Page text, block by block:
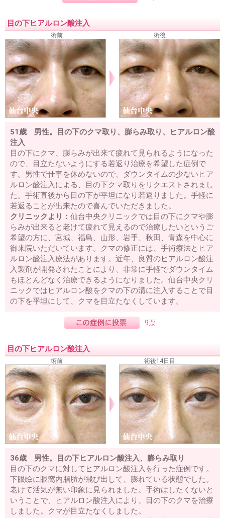
目の下ヒアルロン酸注入
術前 術後
51歳 男性。目の下のクマ取り、膨らみ取り、ヒアルロン酸
注入
目の下にクマ、膨らみが出来て疲れて見られるようになった
ので、目立たないようにする若返り治療を希望した症例で
す。男性で仕事を休めないので、ダウンタイムの少ないヒア
ルロン酸注入による、目の下クマ取りをリクエストされまし
た。手術直後から目の下が平坦になり若返りました。手軽に
若返ることが出来たので喜んでいただきました。
クリニックより： 仙台中央クリニックでは目の下にクマや膨
らみが出来ると老けて疲れて見えるので治療したいというご
希望の方に、宮城、福島、山形、岩手、秋田、青森を中心に
御来院いただいています。クマの修正には、手術療法とヒア
ルロン酸注入療法があります。近年、良質のヒアルロン酸注
入製剤が開発されたことにより、非常に手軽でダウンタイム
もほとんどなく治療できるようになりました。仙台中央クリ
ニックではヒアルロン酸をクマの下の溝に注入することで目
の下を平坦にして、クマを目立たなくしています。
9票
目の下ヒアルロン酸注入
術前 術後14日目
36歳 男性。目の下ヒアルロン酸注入、膨らみ取り
目の下のクマに対してヒアルロン酸注入を行った症例です。
下眼瞼に眼窩内脂肪が飛び出して、膨れている状態でした。
老けて活気が無い印象に見られました。手術はしたくないと
いうことで、ヒアルロン酸注入により、目の下のクマを治療
しました。クマが目立たなくしました。